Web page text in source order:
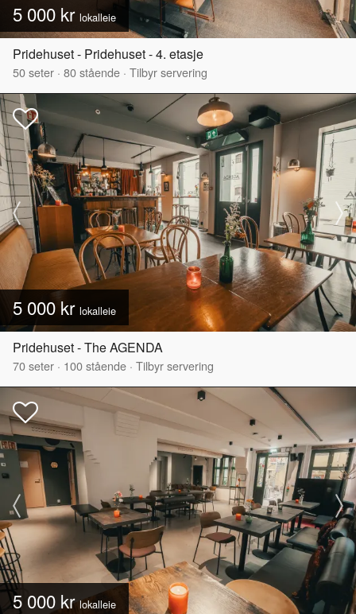
5 000 kr lokalleie
Pridehuset - Pridehuset - 4. etasje
50seter · 80stående · Tilbyr servering
5 000 kr lokalleie
Pridehuset - The AGENDA
70seter · 100stående · Tilbyr servering
5 000 krlokalleie